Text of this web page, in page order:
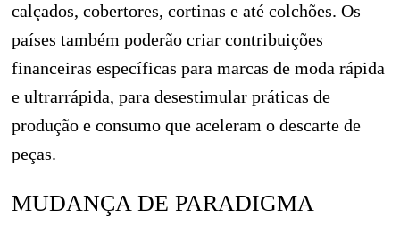
calçados, cobertores, cortinas e até colchões. Os
países também poderão criar contribuições
financeiras específicas para marcas de moda rápida
e ultrarrápida, para desestimular práticas de
produção e consumo que aceleram o descarte de
peças.
MUDANÇA DE PARADIGMA